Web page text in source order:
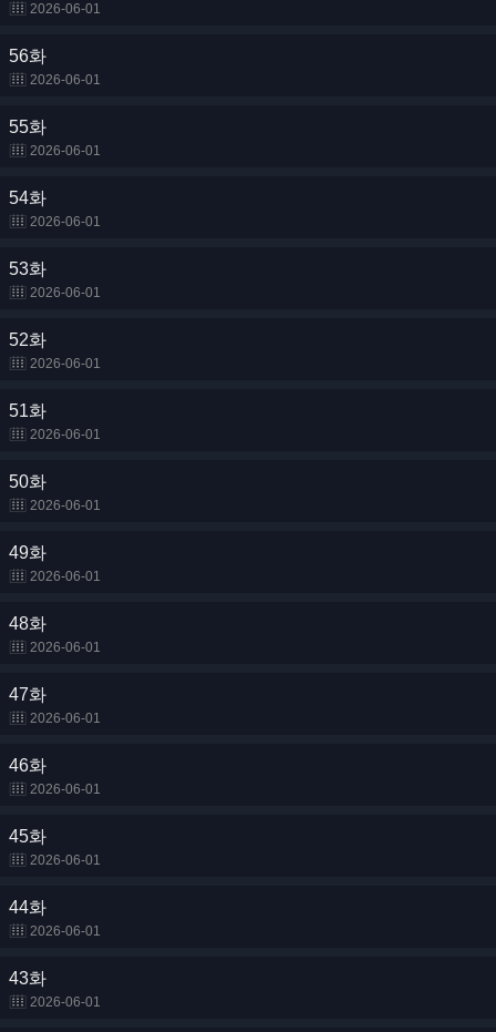
2026-06-01
56화
2026-06-01
55화
2026-06-01
54화
2026-06-01
53화
2026-06-01
52화
2026-06-01
51화
2026-06-01
50화
2026-06-01
49화
2026-06-01
48화
2026-06-01
47화
2026-06-01
46화
2026-06-01
45화
2026-06-01
44화
2026-06-01
43화
2026-06-01